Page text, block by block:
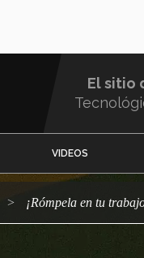
El sitio
VIDEOS
¡Rómpela en tu